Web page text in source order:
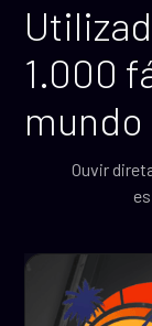
1.000
mundo
Ouvir